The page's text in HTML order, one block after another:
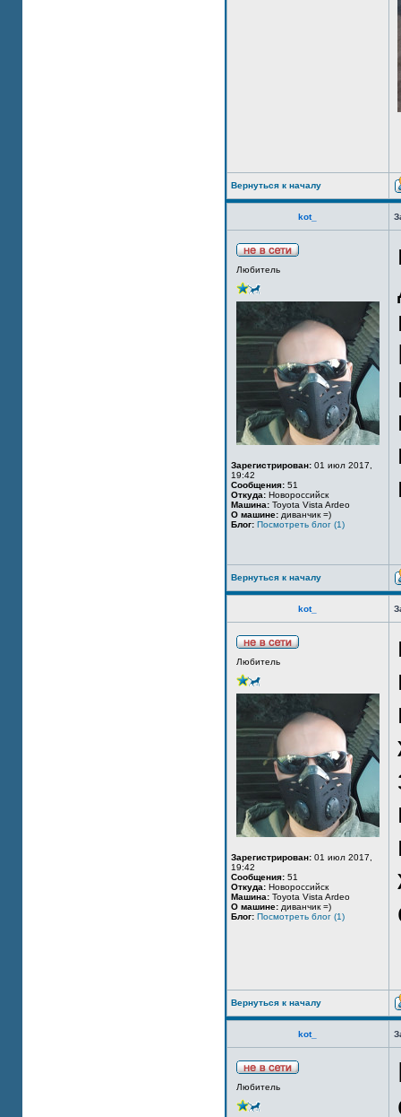
Вернуться к началу
kot_
Любитель
Зарегистрирован: 01 июл 2017,
19:42
Сообщения: 51
Откуда: Новороссийск
Машина: Toyota Vista Ardeo
О машине: диванчик =)
Блог: Посмотреть блог (1)
Вернуться к началу
kot_
Любитель
Зарегистрирован: 01 июл 2017,
19:42
Сообщения: 51
Откуда: Новороссийск
Машина: Toyota Vista Ardeo
О машине: диванчик =)
Блог: Посмотреть блог (1)
Вернуться к началу
kot_
Любитель